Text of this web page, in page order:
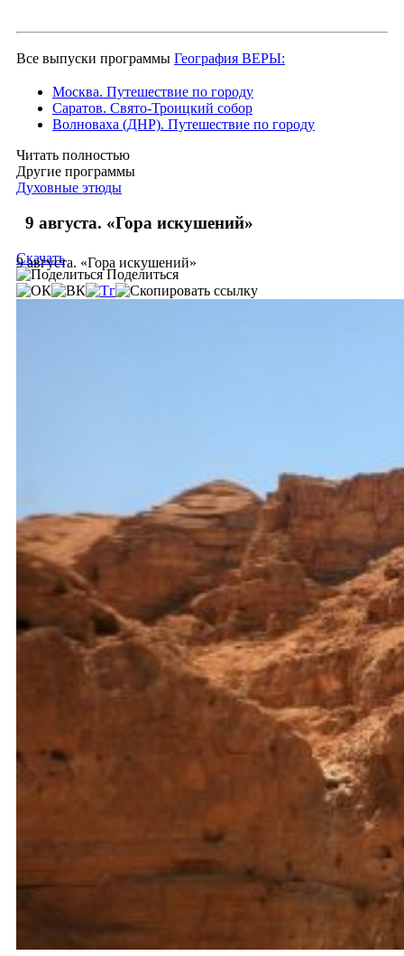
Все выпуски программы География ВЕРЫ:
Москва. Путешествие по городу
Саратов. Свято-Троицкий собор
Волноваха (ДНР). Путешествие по городу
Читать полностью
Другие программы
Духовные этюды
9 августа. «Гора искушений»
9 августа. «Гора искушений»
Скачать
Поделиться